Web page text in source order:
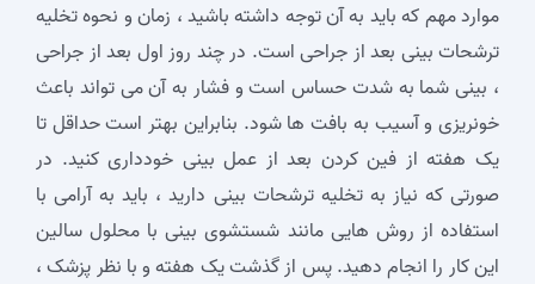
موارد مهم که باید به آن توجه داشته باشید ، زمان و نحوه تخلیه
ترشحات بینی بعد از جراحی است. در چند روز اول بعد از جراحی
، بینی شما به شدت حساس است و فشار به آن می‌ تواند باعث
خونریزی و آسیب به بافت‌ ها شود. بنابراین بهتر است حداقل تا
یک هفته از فین کردن بعد از عمل بینی خودداری کنید. در
صورتی که نیاز به تخلیه ترشحات بینی دارید ، باید به آرامی با
استفاده از روش‌ هایی مانند شستشوی بینی با محلول سالین
این کار را انجام دهید. پس از گذشت یک هفته و با نظر پزشک ،